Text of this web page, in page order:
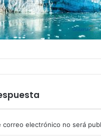
correo electrónico no será